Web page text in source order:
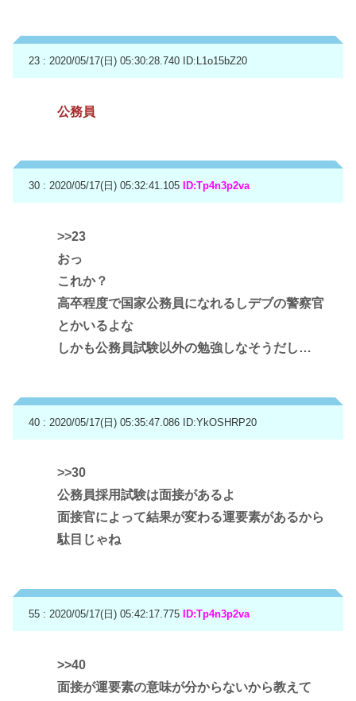
23 : 2020/05/17(日) 05:30:28.740 ID:L1o15bZ20
公務員
30 : 2020/05/17(日) 05:32:41.105 ID:Tp4n3p2va
>>23
おっ
これか？
高卒程度で国家公務員になれるしデブの警察官
とかいるよな
しかも公務員試験以外の勉強しなそうだし…
40 : 2020/05/17(日) 05:35:47.086 ID:YkOSHRP20
>>30
公務員採用試験は面接があるよ
面接官によって結果が変わる運要素があるから
駄目じゃね
55 : 2020/05/17(日) 05:42:17.775 ID:Tp4n3p2va
>>40
面接が運要素の意味が分からないから教えて